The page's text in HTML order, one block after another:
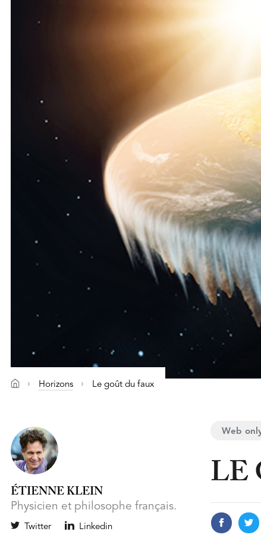
Horizons Le goût du faux
Web
LE
ÉTIENNE KLEIN
Physicien et philosophe français.
Twitter Linkedin